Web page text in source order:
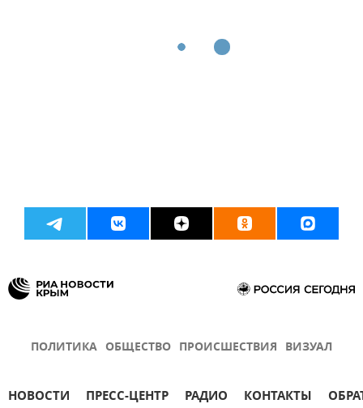
ПОЛИТИКА ОБЩЕСТВО ПРОИСШЕСТВИЯ ВИЗУАЛ
НОВОСТИ ПРЕСС-ЦЕНТР РАДИО КОНТАКТЫ